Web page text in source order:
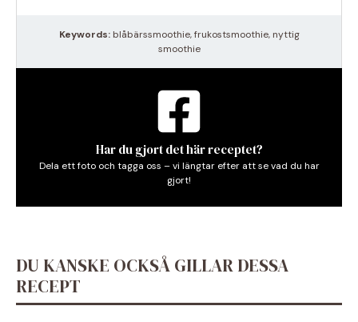
Keywords:blåbärssmoothie, frukostsmoothie, nyttig
smoothie
Har du gjort det här receptet?
Dela ett foto och tagga oss – vi längtar efter att se vad du har
gjort!
DU KANSKE OCKSÅ GILLAR DESSA
RECEPT